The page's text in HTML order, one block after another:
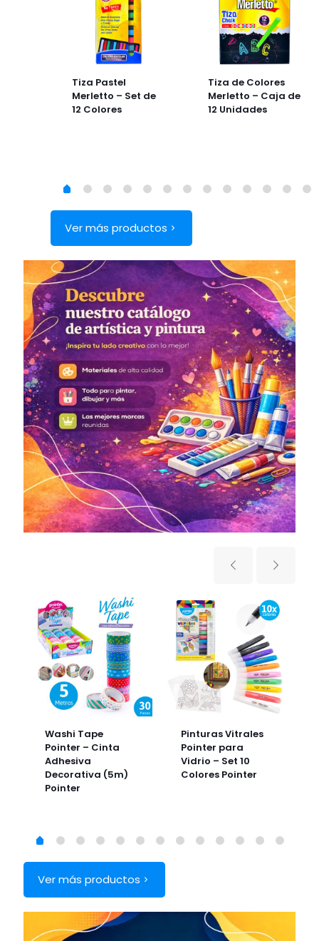
Tiza Pastel
Merletto – Set de
12 Colores
Tiza de Colores
Merletto – Caja de
12 Unidades
Ver más productos
Washi Tape
Pointer – Cinta
Adhesiva
Decorativa (5m)
Pointer
Pinturas Vitrales
Pointer para
Vidrio – Set 10
Colores Pointer
Ver más productos